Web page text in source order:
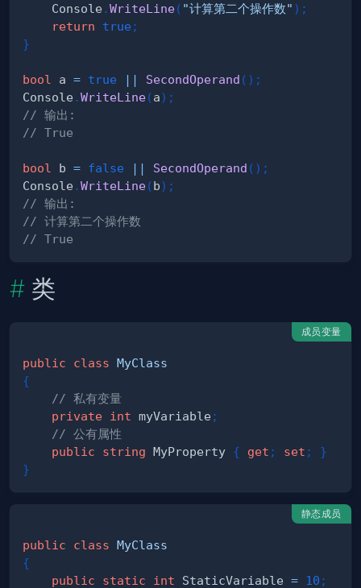
    Console
.WriteLine( "计算第二个操作数" ) ;
return
true ;
}
bool a = true || SecondOperand ( ) ;
Console .WriteLine(a) ;
// 输出:
// True
bool b = false || SecondOperand ( ) ;
Console .WriteLine(b) ;
// 输出:
// 计算第二个操作数
// True
类
成员变量
public class MyClass
{
// 私有变量
private int myVariable ;
// 公有属性
public
string MyProperty { get ; set ;
}
}
静态成员
public class MyClass
{
public
static int StaticVariable = 10 ;